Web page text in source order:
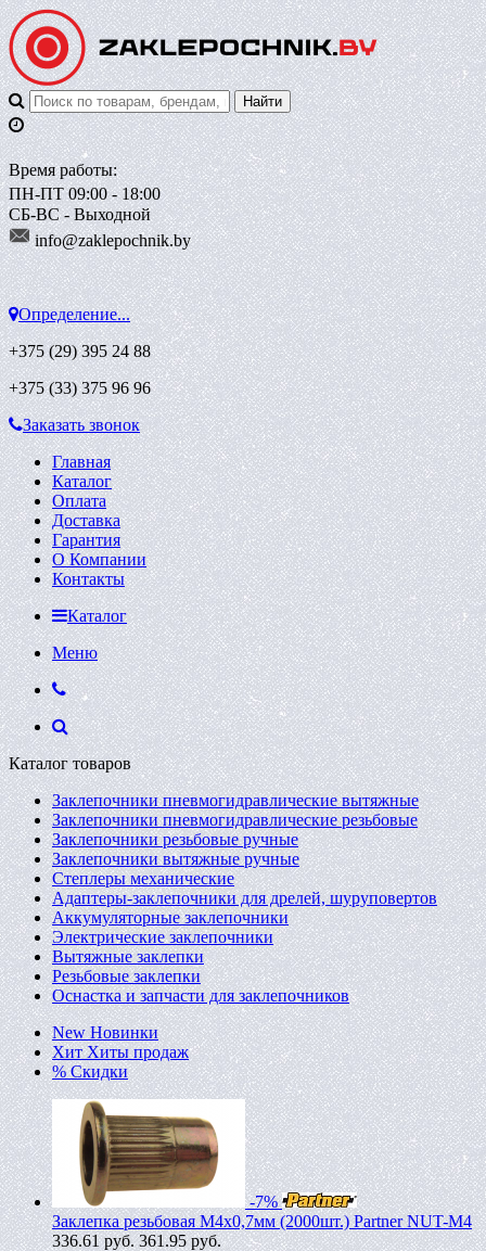
Время работы:
ПН-ПТ 09:00 - 18:00
СБ-ВС - Выходной
info@zaklepochnik.by
Определение...
+375 (29)395 24 88
+375 (33)375 96 96
Заказать звонок
Главная
Каталог
Оплата
Доставка
Гарантия
О Компании
Контакты
Каталог
Меню
Каталог товаров
Заклепочники пневмогидравлические вытяжные
Заклепочники пневмогидравлические резьбовые
Заклепочники резьбовые ручные
Заклепочники вытяжные ручные
Степлеры механические
Адаптеры-заклепочники для дрелей, шуруповертов
Аккумуляторные заклепочники
Электрические заклепочники
Вытяжные заклепки
Резьбовые заклепки
Оснастка и запчасти для заклепочников
New Новинки
Хит Хиты продаж
% Скидки
-7%
Заклепка резьбовая M4х0,7мм (2000шт.) Partner NUT-M4
336.61руб. 361.95 руб.